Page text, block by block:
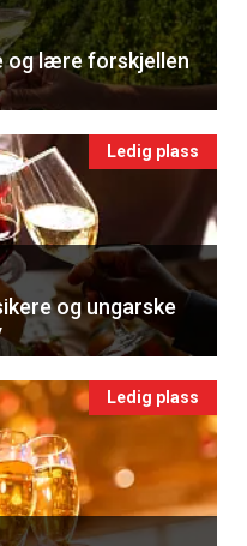
og lære forskjellen
Ledig plass
og ungarske
Ledig plass